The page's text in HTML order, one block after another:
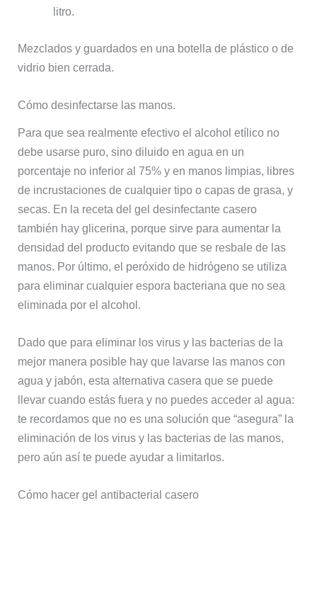
litro.
Mezclados y guardados en una botella de plástico o de
vidrio bien cerrada.
Cómo desinfectarse las manos.
Para que sea realmente efectivo el alcohol etílico no
debe usarse puro, sino diluido en agua en un
porcentaje no inferior al 75% y en manos limpias, libres
de incrustaciones de cualquier tipo o capas de grasa, y
secas. En la receta del gel desinfectante casero
también hay glicerina, porque sirve para aumentar la
densidad del producto evitando que se resbale de las
manos. Por último, el peróxido de hidrógeno se utiliza
para eliminar cualquier espora bacteriana que no sea
eliminada por el alcohol.
Dado que para eliminar los virus y las bacterias de la
mejor manera posible hay que lavarse las manos con
agua y jabón, esta alternativa casera que se puede
llevar cuando estás fuera y no puedes acceder al agua:
te recordamos que no es una solución que “asegura” la
eliminación de los virus y las bacterias de las manos,
pero aún así te puede ayudar a limitarlos.
Cómo hacer gel antibacterial casero